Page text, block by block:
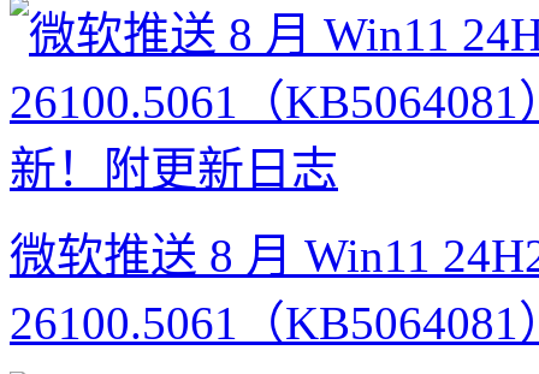
微软推送 8 月 Win11
26100.5061（